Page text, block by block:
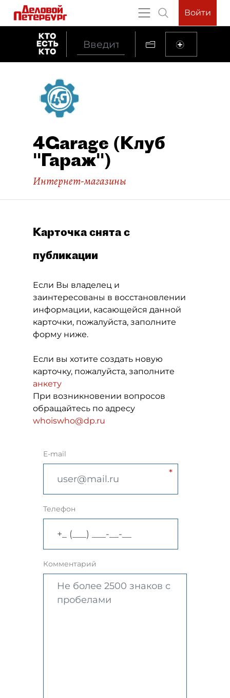
Войти
4Garage (Клуб
"Гараж")
Интернет-магазины
Карточка снята с
публикации
Если Вы владелец и
заинтересованы в восстановлении
информации, касающейся данной
карточки, пожалуйста, заполните
форму ниже.
Если вы хотите создать новую
карточку, пожалуйста, заполните
анкету
При возникновении вопросов
обращайтесь по адресу
whoiswho@dp.ru
E-mail
Телефон
Комментарий